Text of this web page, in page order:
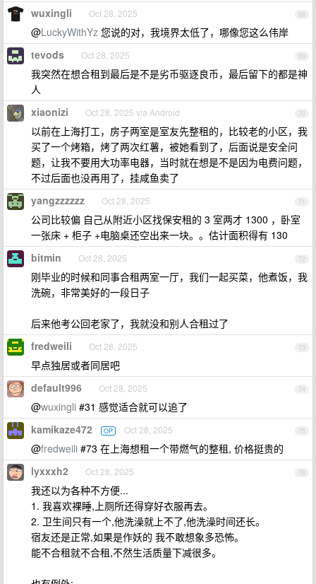
68
wuxingli Oct 28, 2025
@LuckyWithYz 您说的对，我境界太低了，哪像您这么伟岸
69
tevods Oct 28, 2025
我突然在想合租到最后是不是劣币驱逐良币，最后留下的都是神
人
70
xiaonizi Oct 28, 2025 via Android
以前在上海打工，房子两室是室友先整租的，比较老的小区，我
买了一个烤箱，烤了两次红薯，被她看到了，后面说是安全问
题，让我不要用大功率电器，当时就在想是不是因为电费问题，
不过后面也没再用了，挂咸鱼卖了
71
yangzzzzzz Oct 28, 2025
公司比较偏 自己从附近小区找保安租的 3 室两才 1300 ，卧室
一张床 + 柜子 +电脑桌还空出来一块。。估计面积得有 130
72
bitmin Oct 28, 2025
刚毕业的时候和同事合租两室一厅，我们一起买菜，他煮饭，我
洗碗，非常美好的一段日子
后来他考公回老家了，我就没和别人合租过了
73
fredweili Oct 28, 2025
早点独居或者同居吧
74
default996 Oct 28, 2025
@wuxingli #31 感觉适合就可以追了
75
kamikaze472 OP Oct 28, 2025
@fredweili #73 在上海想租一个带燃气的整租, 价格挺贵的
76
lyxxxh2 Oct 28, 2025
我还以为各种不方便...
1. 我喜欢裸睡,上厕所还得穿好衣服再去。
2. 卫生间只有一个,他洗澡就上不了,他洗澡时间还长。
宿友还是正常,如果是作妖的 我不敢想象多恐怖。
能不合租就不合租,不然生活质量下减很多。